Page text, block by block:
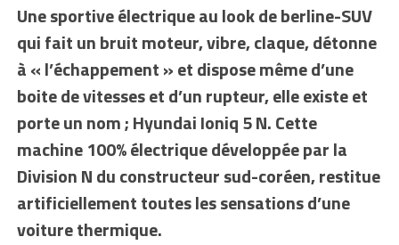
Une sportive électrique au look de berline-SUV
qui fait un bruit moteur, vibre, claque, détonne
à « l’échappement » et dispose même d’une
boite de vitesses et d’un rupteur, elle existe et
porte un nom ; Hyundai Ioniq 5 N. Cette
machine 100% électrique développée par la
Division N du constructeur sud-coréen, restitue
artificiellement toutes les sensations d’une
voiture thermique.